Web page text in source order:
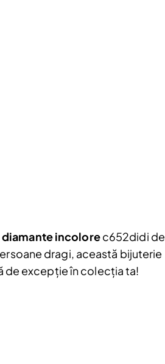
diamante incolorec652didi de
dragi, această bijuterie
de excepție în colecția ta!